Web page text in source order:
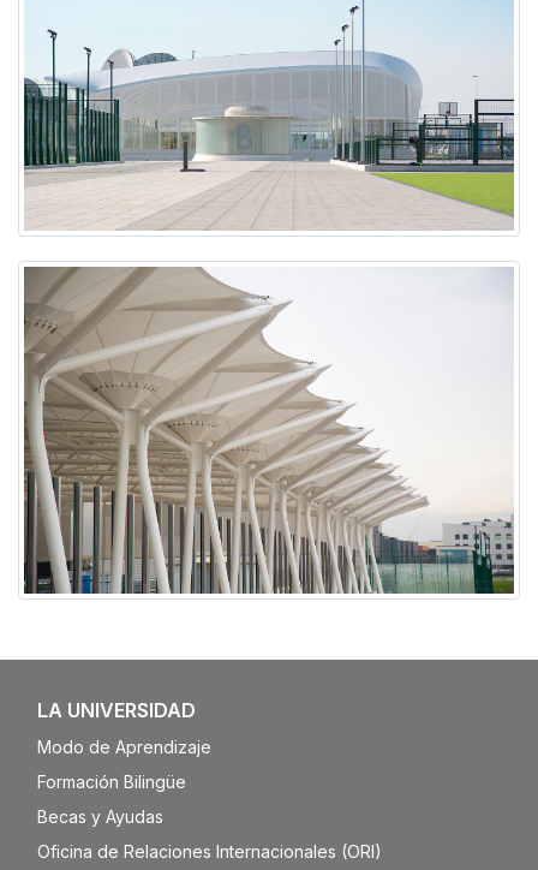
Galería
LA UNIVERSIDAD
Modo de Aprendizaje
Formación Bilingüe
Becas y Ayudas
Oficina de Relaciones Internacionales (ORI)